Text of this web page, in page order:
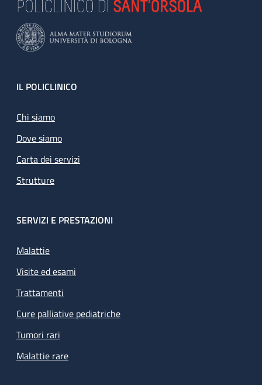
Footer
IL POLICLINICO
Chi siamo
Dove siamo
Carta dei servizi
Strutture
SERVIZI E PRESTAZIONI
Malattie
Visite ed esami
Trattamenti
Cure palliative pediatriche
Tumori rari
Malattie rare